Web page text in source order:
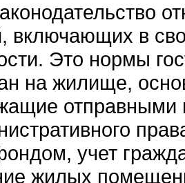
включающих в
Это нормы
на жилище,
учет
жилых